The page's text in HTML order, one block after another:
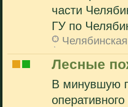
части
ГУ по
Лесные
В минувшую